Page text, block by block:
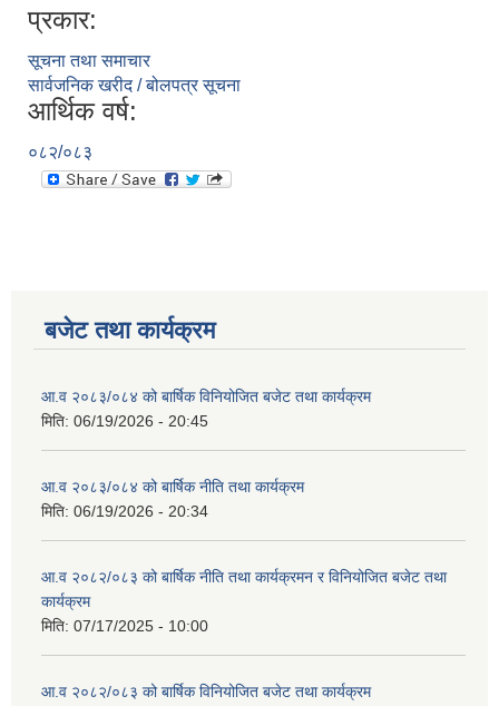
प्रकार:
सूचना तथा समाचार
सार्वजनिक खरीद / बोलपत्र सूचना
आर्थिक वर्ष:
०८२/०८३
बजेट तथा कार्यक्रम
आ.व २०८३/०८४ को बार्षिक विनियोजित बजेट तथा कार्यक्रम
मिति: 06/19/2026 - 20:45
आ.व २०८३/०८४ को बार्षिक नीति तथा कार्यक्रम
मिति: 06/19/2026 - 20:34
आ.व २०८२/०८३ को बार्षिक नीति तथा कार्यक्रमन र विनियोजित बजेट तथा
कार्यक्रम
मिति: 07/17/2025 - 10:00
आ.व २०८२/०८३ को बार्षिक विनियोजित बजेट तथा कार्यक्रम